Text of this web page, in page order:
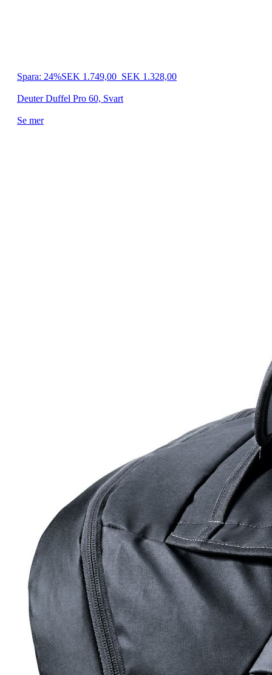
Spara: 24%SEK 1.749,00 SEK 1.328,00
Deuter Duffel Pro 60, Svart
Se mer